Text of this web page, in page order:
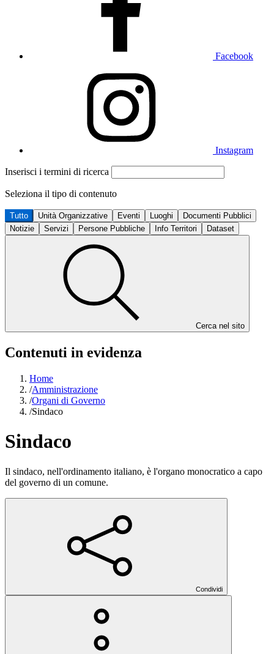
Facebook
Instagram
Inserisci i termini di ricerca
Seleziona il tipo di contenuto
Tutto Unità Organizzative Eventi Luoghi
Documenti Pubblici
Notizie
Servizi Persone Pubbliche Info Territori Dataset
Cerca nel sito
Contenuti in evidenza
Home
/Amministrazione
/Organi di Governo
/Sindaco
Sindaco
Il sindaco, nell'ordinamento italiano, è l'organo monocratico a capo
del governo di un comune.
Condividi